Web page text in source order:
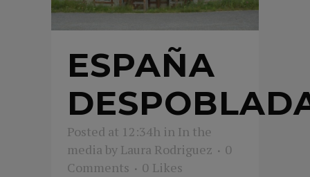
ESPAÑA
Posted at 12:34h in In the
media by Laura Rodriguez
0
Comments
0 Likes